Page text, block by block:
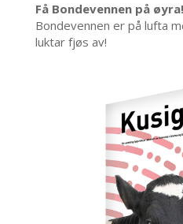
Få Bondevennen på øyra!
Bondevennen er på lufta
luktar fjøs av!